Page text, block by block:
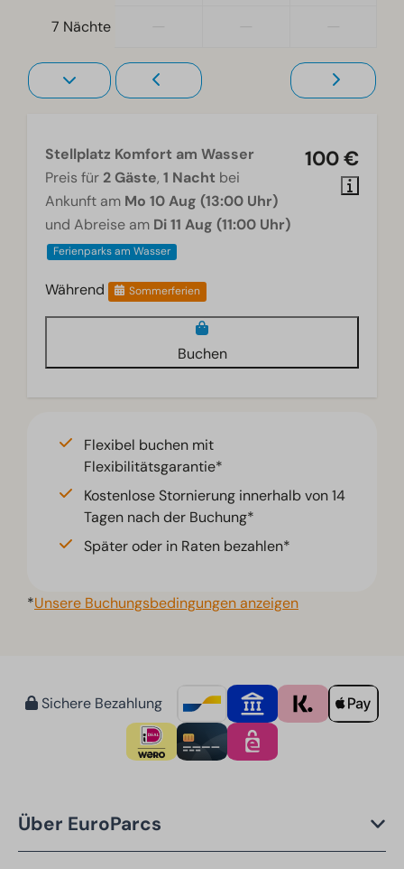
7 Nächte
100 €
Stellplatz Komfort am Wasser
Preis für 2 Gäste, 1 Nacht bei
Ankunft am Mo 10 Aug (13:00 Uhr)
und Abreise am Di 11 Aug (11:00 Uhr)
Ferienparks am Wasser
Während Sommerferien
Buchen
Flexibel buchen mit
Flexibilitätsgarantie*
Kostenlose Stornierung innerhalb von 14
Tagen nach der Buchung*
Später oder in Raten bezahlen*
*Unsere Buchungsbedingungen anzeigen
Sichere Bezahlung
Über EuroParcs